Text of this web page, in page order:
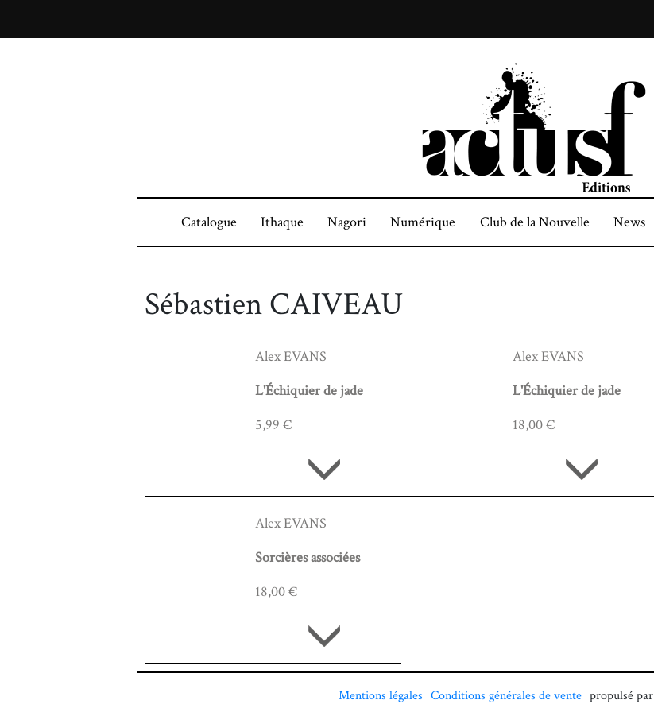
Catalogue Ithaque Nagori Numérique Club de la Nouvelle News
Sébastien CAIVEAU
Alex EVANS
L'Échiquier de jade
5,99 €
Alex EVANS
L'Échiquier de jade
18,00 €
Alex EVANS
Sorcières associées
18,00 €
Mentions légales Conditions générales de vente propulsé par